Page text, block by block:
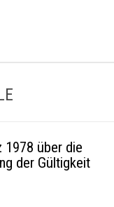
1978 über die
der Gültigkeit